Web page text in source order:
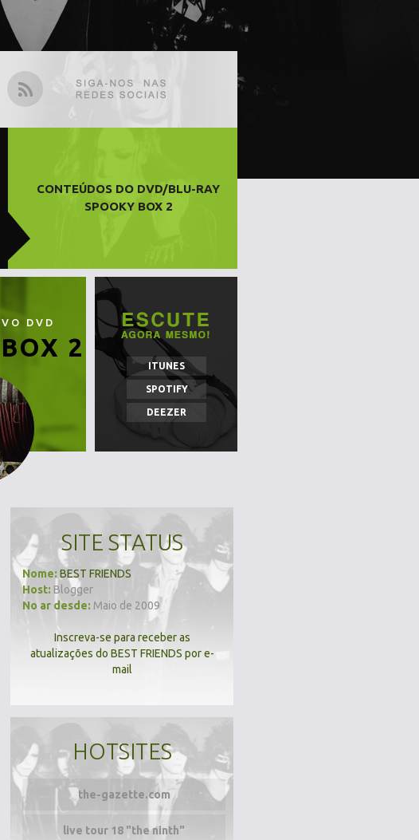
CONTEÚDOS DO DVD/BLU-RAY
SPOOKY BOX 2
DVD
2
ITUNES
SPOTIFY
DEEZER
SITE STATUS
Nome: BEST FRIENDS
Host: Blogger
No ar desde: Maio de 2009
Inscreva-se para receber as
atualizações do BEST FRIENDS por e-
mail
HOTSITES
the-gazette.com
live tour 18 "the ninth"